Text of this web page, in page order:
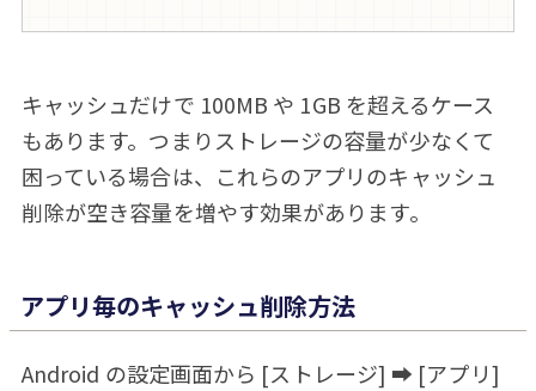
キャッシュだけで 100MB や 1GB を超えるケース
もあります。つまりストレージの容量が少なくて
困っている場合は、これらのアプリのキャッシュ
削除が空き容量を増やす効果があります。
アプリ毎のキャッシュ削除方法
Android の設定画面から [ストレージ] ➡ [アプリ]